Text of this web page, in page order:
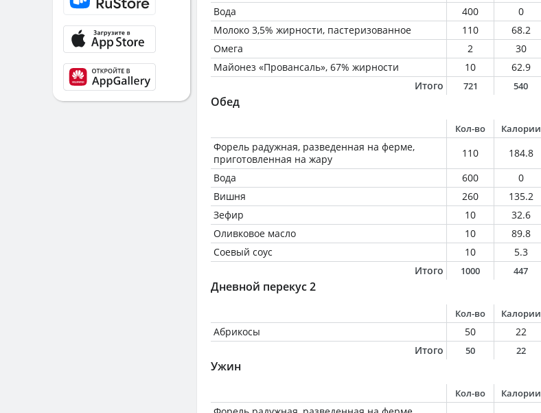
Вода
400 0
Молоко 3,5% жирности, пастеризованное
110 68.2
Омега
2 30
Майонез «Провансаль», 67% жирности
10 62.9
Итого
721 540
Обед
Кол-во Калории
Форель радужная, разведенная на ферме,
приготовленная на жару
110 184.8
Вода
600 0
Вишня
260 135.2
Зефир
10 32.6
Оливковое масло
10 89.8
Соевый соус
10 5.3
Итого
1000 447
Дневной перекус 2
Кол-во Калории
Абрикосы 50 22
Итого
50 22
Ужин
Кол-во Калории